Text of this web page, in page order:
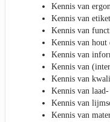
Kennis van
Kennis van
Kennis van
Kennis van hout
Kennis van
Kennis van
Kennis van
Kennis van
Kennis van
Kennis van